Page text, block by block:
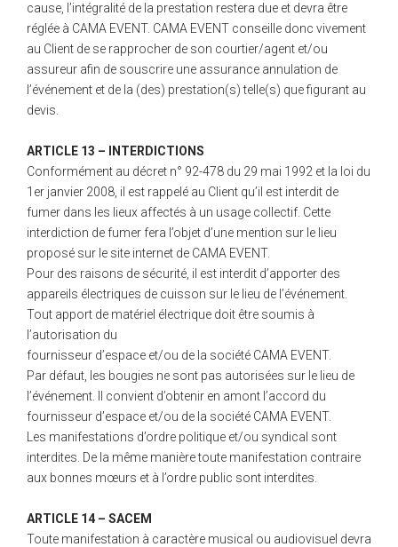
cause, l’intégralité de la prestation restera due et devra être
réglée à CAMA EVENT. CAMA EVENT conseille donc vivement
au Client de se rapprocher de son courtier/agent et/ou
assureur afin de souscrire une assurance annulation de
l’événement et de la (des) prestation(s) telle(s) que figurant au
devis.
ARTICLE 13 – INTERDICTIONS
Conformément au décret n° 92-478 du 29 mai 1992 et la loi du
1er janvier 2008, il est rappelé au Client qu’il est interdit de
fumer dans les lieux affectés à un usage collectif. Cette
interdiction de fumer fera l’objet d’une mention sur le lieu
proposé sur le site internet de CAMA EVENT.
Pour des raisons de sécurité, il est interdit d’apporter des
appareils électriques de cuisson sur le lieu de l’événement.
Tout apport de matériel électrique doit être soumis à
l’autorisation du
fournisseur d’espace et/ou de la société CAMA EVENT.
Par défaut, les bougies ne sont pas autorisées sur le lieu de
l’événement. Il convient d’obtenir en amont l’accord du
fournisseur d’espace et/ou de la société CAMA EVENT.
Les manifestations d’ordre politique et/ou syndical sont
interdites. De la même manière toute manifestation contraire
aux bonnes mœurs et à l’ordre public sont interdites.
ARTICLE 14 – SACEM
Toute manifestation à caractère musical ou audiovisuel devra